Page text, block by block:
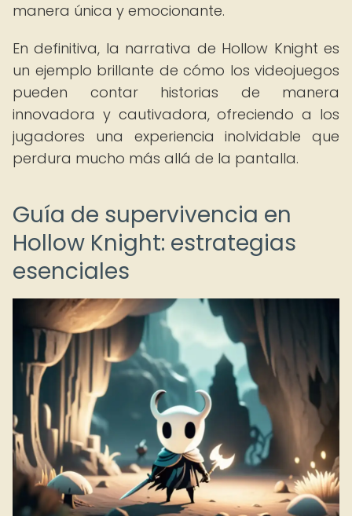
manera única y emocionante.
En definitiva, la narrativa de Hollow Knight es
un ejemplo brillante de cómo los videojuegos
pueden contar historias de manera
innovadora y cautivadora, ofreciendo a los
jugadores una experiencia inolvidable que
perdura mucho más allá de la pantalla.
Guía de supervivencia en
Hollow Knight: estrategias
esenciales